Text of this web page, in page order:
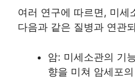
여러 연구에 따르면, 미세
다음과 같은 질병과 연관
암: 미세소관의 기
향을 미쳐 암세포